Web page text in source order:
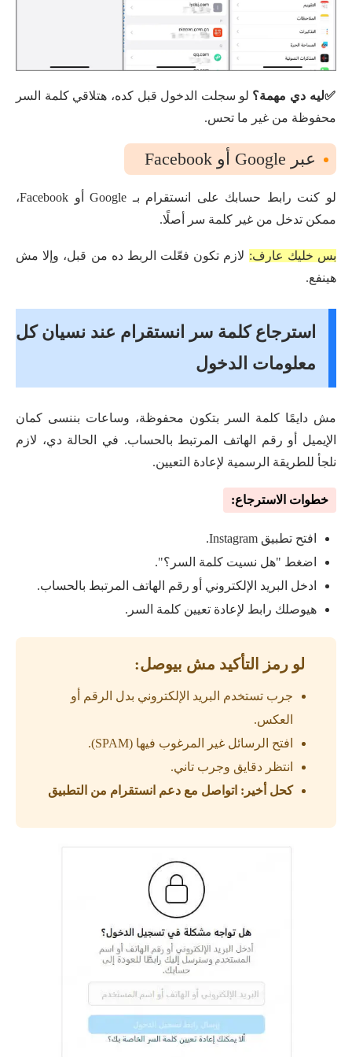
✅ليه دي مهمة؟ لو سجلت الدخول قبل كده، هتلاقي كلمة السر
محفوظة من غير ما تحس.
عبر Google أو Facebook
لو كنت رابط حسابك على انستقرام بـ Google أو Facebook،
ممكن تدخل من غير كلمة سر أصلًا.
بس خليك عارف: لازم تكون فعّلت الربط ده من قبل، وإلا مش
هينفع.
استرجاع كلمة سر انستقرام عند نسيان كل
معلومات الدخول
مش دايمًا كلمة السر بتكون محفوظة، وساعات بننسى كمان
الإيميل أو رقم الهاتف المرتبط بالحساب. في الحالة دي، لازم
نلجأ للطريقة الرسمية لإعادة التعيين.
خطوات الاسترجاع:
افتح تطبيق Instagram.
اضغط "هل نسيت كلمة السر؟".
ادخل البريد الإلكتروني أو رقم الهاتف المرتبط بالحساب.
هيوصلك رابط لإعادة تعيين كلمة السر.
لو رمز التأكيد مش بيوصل:
جرب تستخدم البريد الإلكتروني بدل الرقم أو
العكس.
افتح الرسائل غير المرغوب فيها (SPAM).
انتظر دقايق وجرب تاني.
كحل أخير: اتواصل مع دعم انستقرام من التطبيق